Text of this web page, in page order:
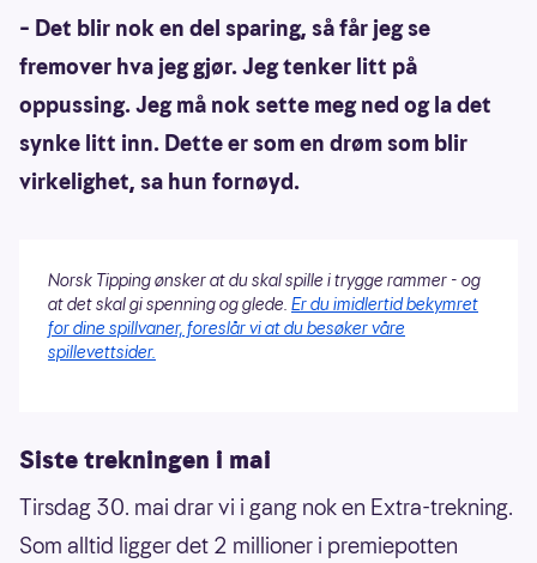
– Det blir nok en del sparing, så får jeg se
fremover hva jeg gjør. Jeg tenker litt på
oppussing. Jeg må nok sette meg ned og la det
synke litt inn. Dette er som en drøm som blir
virkelighet, sa hun fornøyd.
Norsk Tipping ønsker at du skal spille i trygge rammer - og
at det skal gi spenning og glede. Er du imidlertid bekymret
for dine spillvaner, foreslår vi at du besøker våre
spillevettsider.
Siste trekningen i mai
Tirsdag 30. mai drar vi i gang nok en Extra-trekning.
Som alltid ligger det 2 millioner i premiepotten